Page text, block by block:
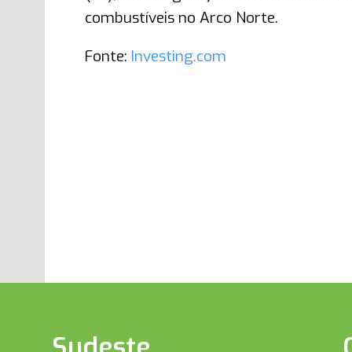
combustíveis no Arco Norte.
Fonte: Investing.com